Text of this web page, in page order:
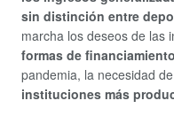
sin distinción entre
marcha los deseos de las
formas de financiamiento
pandemia, la necesidad de
instituciones más